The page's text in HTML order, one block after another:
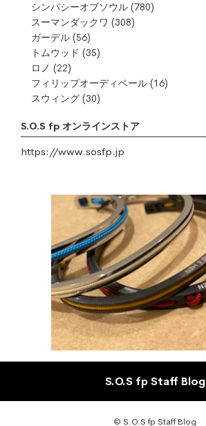
シンパシーオブソウル (780)
スーマンダックワ (308)
ガーデル (56)
トムウッド (35)
ロノ (22)
フィリップオーディベール (16)
スウィング (30)
S.O.S fp オンラインストア
https://www.sosfp.jp
S.O.S fp Staff Blog
© S.O.S fp Staff Blog